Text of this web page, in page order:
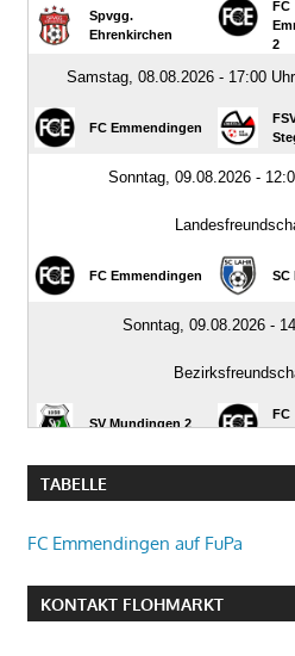
TABELLE
FC Emmendingen auf FuPa
KONTAKT FLOHMARKT